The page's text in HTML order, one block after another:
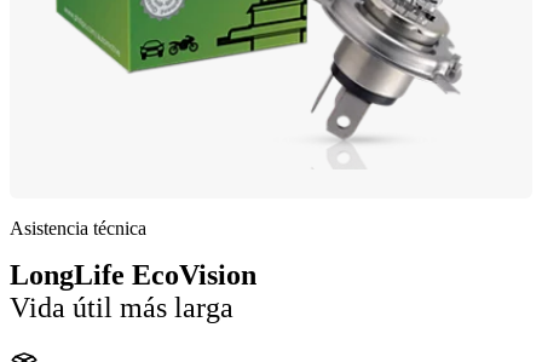
Asistencia técnica
LongLife EcoVision
Vida útil más larga